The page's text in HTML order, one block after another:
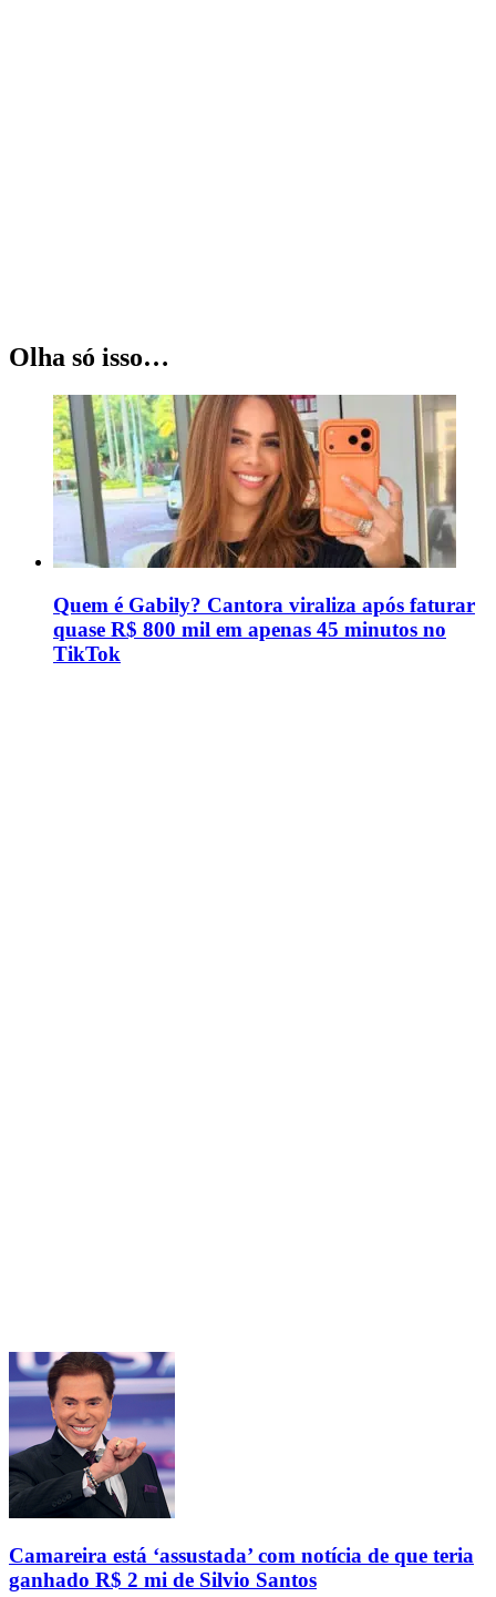
Olha só isso…
Quem é Gabily? Cantora viraliza após faturar
quase R$ 800 mil em apenas 45 minutos no
TikTok
Camareira está ‘assustada’ com notícia de que teria
ganhado R$ 2 mi de Silvio Santos